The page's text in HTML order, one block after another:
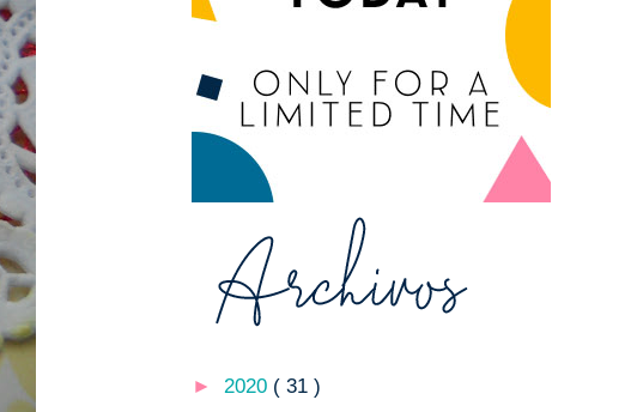
► 2020 ( 31 )